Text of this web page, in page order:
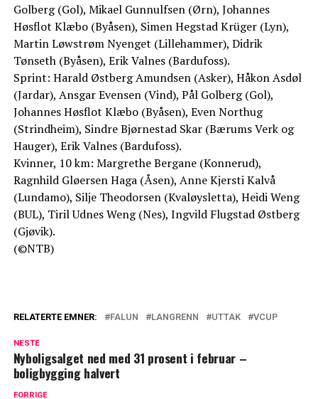
Golberg (Gol), Mikael Gunnulfsen (Ørn), Johannes
Høsflot Klæbo (Byåsen), Simen Hegstad Krüger (Lyn),
Martin Løwstrøm Nyenget (Lillehammer), Didrik
Tønseth (Byåsen), Erik Valnes (Bardufoss).
Sprint: Harald Østberg Amundsen (Asker), Håkon Asdøl
(Jardar), Ansgar Evensen (Vind), Pål Golberg (Gol),
Johannes Høsflot Klæbo (Byåsen), Even Northug
(Strindheim), Sindre Bjørnestad Skar (Bærums Verk og
Hauger), Erik Valnes (Bardufoss).
Kvinner, 10 km: Margrethe Bergane (Konnerud),
Ragnhild Gløersen Haga (Åsen), Anne Kjersti Kalvå
(Lundamo), Silje Theodorsen (Kvaløysletta), Heidi Weng
(BUL), Tiril Udnes Weng (Nes), Ingvild Flugstad Østberg
(Gjøvik).
(©NTB)
RELATERTE EMNER: FALUN LANGRENN UTTAK VCUP
NESTE
Nyboligsalget ned med 31 prosent i februar –
boligbygging halvert
FORRIGE